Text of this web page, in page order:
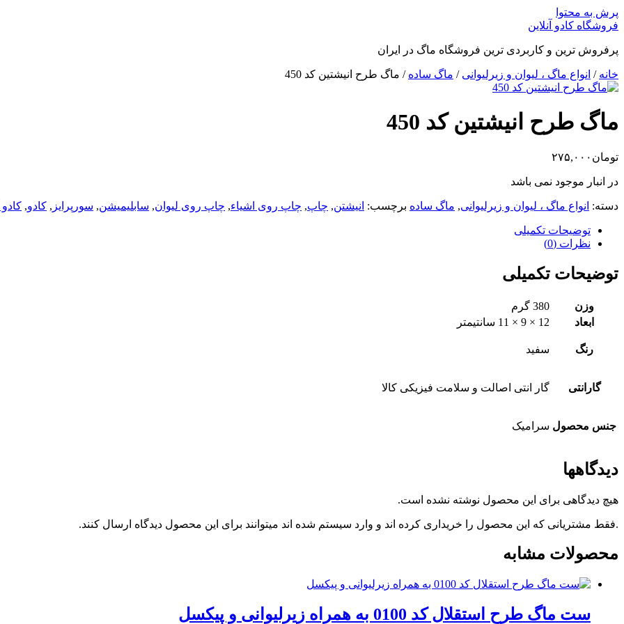
پرش به محتوا
فروشگاه کادو آنلاین
پرفروش ترین و کاربردی ترین فروشگاه ماگ در ایران
خانه / انواع ماگ ، لیوان و زیرلیوانی / ماگ ساده / ماگ طرح انیشتین کد 450
ماگ طرح انیشتین کد 450
تومان ۲۷۵,۰۰۰
در انبار موجود نمی باشد
دسته: انواع ماگ ، لیوان و زیرلیوانی, ماگ ساده برچسب: انیشتن, چاپ, چاپ روی اشیاء, چاپ روی لیوان, سابلیمیشن, سورپرایز , کادو, کادو
توضیحات تکمیلی
نظرات (0)
توضیحات تکمیلی
وزن
380 گرم
ابعاد
12 × 9 × 11 سانتیمتر
رنگ سفید
گارانتی گار انتی اصالت و سلامت فیزیکی کالا
جنس محصول سرامیک
دیدگاهها
هیچ دیدگاهی برای این محصول نوشته نشده است.
.فقط مشتریانی که این محصول را خریداری کرده اند و وارد سیستم شده اند میتوانند برای این محصول دیدگاه ارسال کنند.
محصولات مشابه
ست ماگ طرح استقلال کد 0100 به همراه زیرلیوانی و پیکسل